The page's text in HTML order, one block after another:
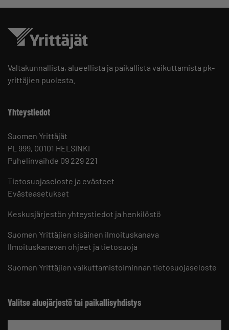
Valtakunnallista, alueellista ja paikallista vaikuttamista pk-
yrittäjien puolesta.
Yhteystiedot
Suomen Yrittäjät
PL 999, 00101 HELSINKI
Puhelinvaihde 09 229 221
Tietosuojaseloste ja evästeet
Evästeasetukset
Keskusjärjestön yhteystiedot ja henkilöstö
Suomen Yrittäjien sisäinen ilmoituskanava
Ilmoituskanavan ohjeet ja tietosuoja
Suomen Yrittäjien vaikuttamistoiminnan tietosuojaseloste
Valitse aluejärjestö tai paikallisyhdistys